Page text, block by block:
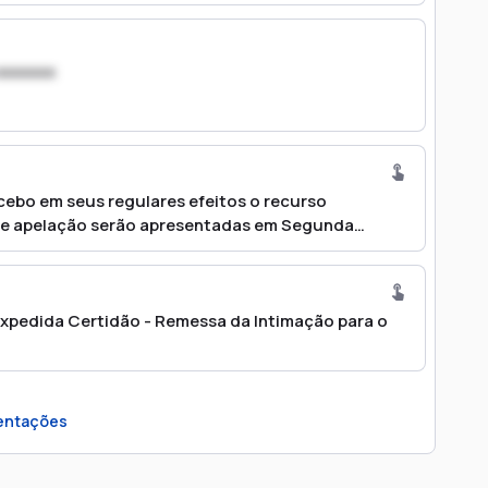
em seus regulares efeitos o recurso
apelação serão apresentadas em Segunda
Penal. Providencie-se o necessário. No mais,
corréus e pelo Ministério Público. Int.
Nunes Canno Sotto (OAB 481601/SP),
Certidão - Remessa da Intimação para o